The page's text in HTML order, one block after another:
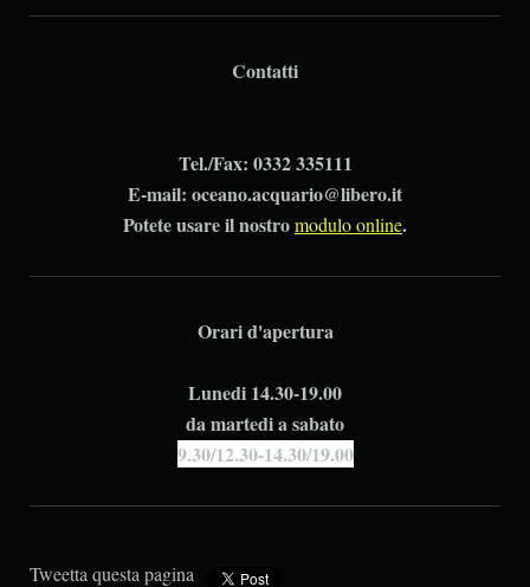
Contatti
Tel./Fax: 0332 335111
E-mail: oceano.acquario@libero.it
Potete usare il nostromodulo online.
Orari d'apertura
Lunedi 14.30-19.00
da martedi a sabato
9.30/12.30-14.30/19.00
Tweetta questa pagina